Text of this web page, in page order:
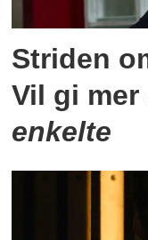
Striden
Vil gi
enkelte